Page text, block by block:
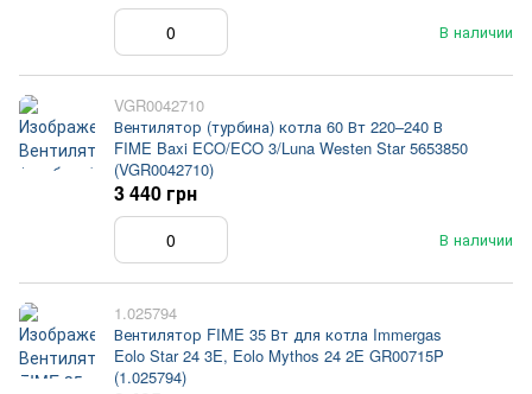
В наличии
VGR0042710
Вентилятор (турбина) котла 60 Вт 220–240 В
FIME Baxi ECO/ECO 3/Luna Westen Star 5653850
(VGR0042710)
В наличии
3 440 грн
1.025794
Вентилятор FIME 35 Вт для котла Immergas
Eolo Star 24 3E, Eolo Mythos 24 2E GR00715P
(1.025794)